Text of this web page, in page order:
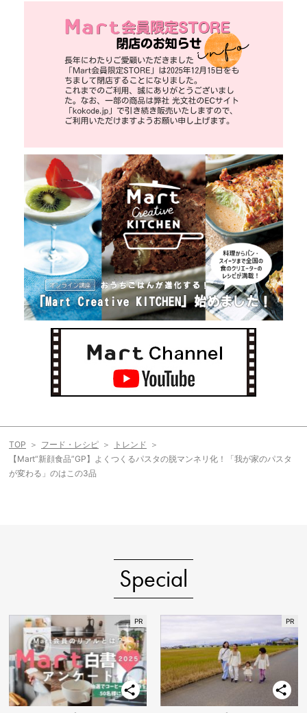
TOP フード・レシピ
トレンド
【Mart“新顔食品”GP】よくつくるパスタの脱マンネリ化！「我が家のパスタ
が変わる」のはこの3品
Special